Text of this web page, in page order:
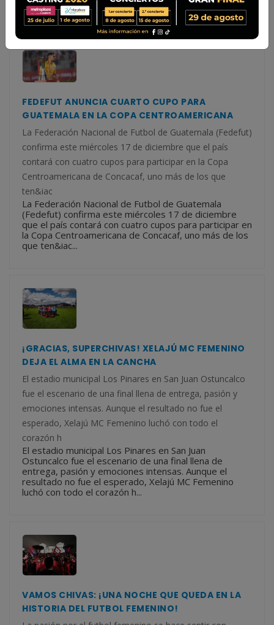
estadio Mario Campo...
FEDEFUT ANUNCIA CUARTO CUPO PARA
GUATEMALA EN LA COPA CENTROAMERICANA
La Federación Nacional de Futbol de Guatemala (Fedefut)
confirma este miércoles 17 de diciembre que el país
contará con cuatro cupos para participar en la Copa
Centroamericana de Concacaf, uno más de los que
ten&iac
La Federación Nacional de Futbol de Guatemala
(Fedefut) confirma este miércoles 17 de diciembre
que el país contará con cuatro cupos para participar en
la Copa Centroamericana de Concacaf, uno más de los
que ten&iac...
¡GRACIAS, SUPERCHIVAS! XELAJÚ MC FEMENINO
DEJA EL ALMA EN LA CANCHA
El estadio municipal Los Pinares en San Juan Ostuncalco
fue el escenario de una final llena de entrega, pasión y
emociones intensas. Aunque el resultado no fue el
esperado, Xelajú MC Femenino luchó con todo el
corazón h
El estadio municipal Los Pinares en San Juan
Ostuncalco fue el escenario de una final llena de
entrega, pasión y emociones intensas. Aunque el
resultado no fue el esperado, Xelajú MC Femenino
luchó con todo el corazón h...
VAMOS CHIVAS: ¡UNA NOCHE QUE QUEDA EN LA
HISTORIA DEL FUTBOL FEMENINO!